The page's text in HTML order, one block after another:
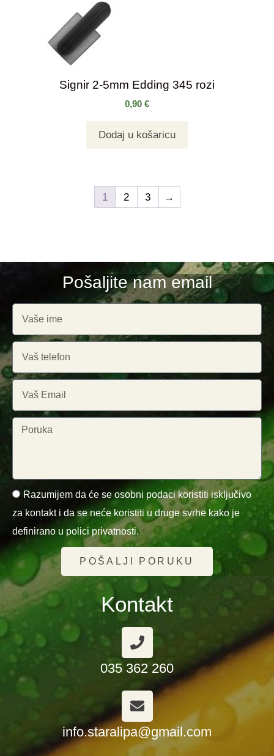
Signir 2-5mm Edding 345 rozi
0,90 €
Dodaj u košaricu
1 2 3 →
Pošaljite nam email
Razumijem da će se osobni podaci koristiti isključivo
za kontakt i da se neće koristiti u druge svrhe kako je
definirano u polici privatnosti.
POŠALJI PORUKU
Kontakt
035 362 260
info.staralipa@gmail.com